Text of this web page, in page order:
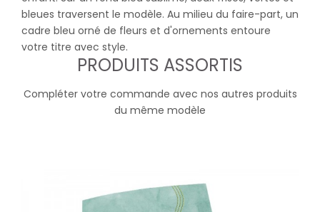
bleues traversent le modèle. Au milieu du faire-part, un
cadre bleu orné de fleurs et d'ornements entoure
votre titre avec style.
PRODUITS ASSORTIS
Compléter votre commande avec nos autres produits
du même modèle